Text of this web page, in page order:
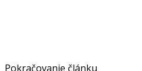
Pokračovanie článku